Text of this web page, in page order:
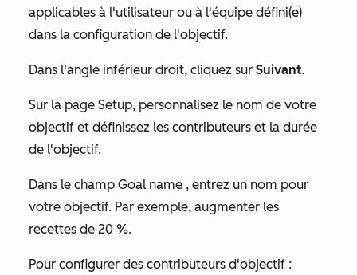
applicables à l'utilisateur ou à l'équipe défini(e)
dans la configuration de l'objectif.
Dans l'angle inférieur droit, cliquez sur Suivant.
Sur la page Setup, personnalisez le nom de votre
objectif et définissez les contributeurs et la durée
de l'objectif.
Dans le champ Goal name , entrez un nom pour
votre objectif. Par exemple, augmenter les
recettes de 20 %.
Pour configurer des contributeurs d'objectif :